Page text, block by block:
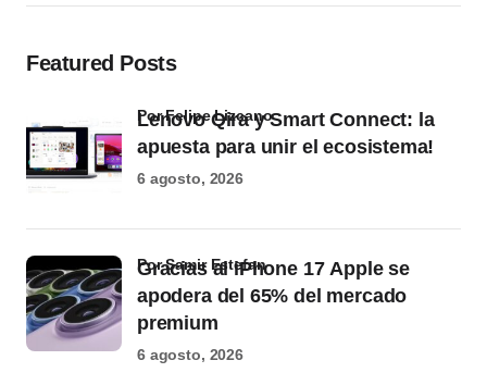
Featured Posts
Lenovo Qira y Smart Connect: la
apuesta para unir el ecosistema!
por Felipe Lizcano
6 agosto, 2026
Gracias al iPhone 17 Apple se
apodera del 65% del mercado
premium
por Samir Estefan
6 agosto, 2026